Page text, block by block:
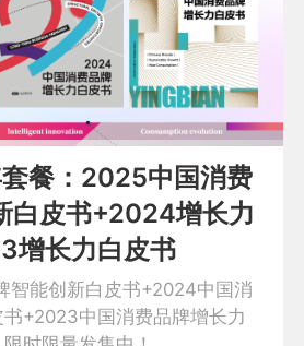
套餐：2025中国消费
白皮书+2024增长力
增长力白皮书
智能创新白皮书+2024中国消
+2023中国消费品牌增长力